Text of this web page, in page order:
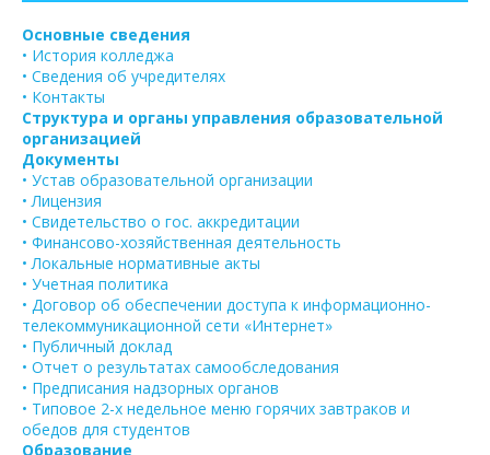
Основные сведения
• История колледжа
• Сведения об учредителях
• Контакты
Структура и органы управления образовательной
организацией
Документы
• Устав образовательной организации
• Лицензия
• Свидетельство о гос. аккредитации
• Финансово-хозяйственная деятельность
• Локальные нормативные акты
• Учетная политика
• Договор об обеспечении доступа к информационно-
телекоммуникационной сети «Интернет»
• Публичный доклад
• Отчет о результатах самообследования
• Предписания надзорных органов
• Типовое 2-х недельное меню горячих завтраков и
обедов для студентов
Образование